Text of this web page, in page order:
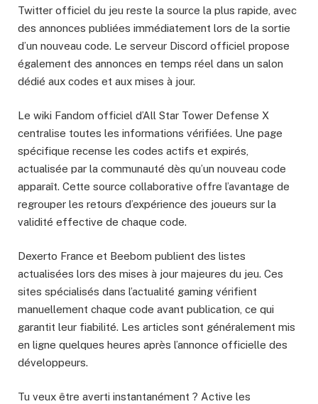
Twitter officiel du jeu reste la source la plus rapide, avec
des annonces publiées immédiatement lors de la sortie
d’un nouveau code. Le serveur Discord officiel propose
également des annonces en temps réel dans un salon
dédié aux codes et aux mises à jour.
Le wiki Fandom officiel d’All Star Tower Defense X
centralise toutes les informations vérifiées. Une page
spécifique recense les codes actifs et expirés,
actualisée par la communauté dès qu’un nouveau code
apparaît. Cette source collaborative offre l’avantage de
regrouper les retours d’expérience des joueurs sur la
validité effective de chaque code.
Dexerto France et Beebom publient des listes
actualisées lors des mises à jour majeures du jeu. Ces
sites spécialisés dans l’actualité gaming vérifient
manuellement chaque code avant publication, ce qui
garantit leur fiabilité. Les articles sont généralement mis
en ligne quelques heures après l’annonce officielle des
développeurs.
Tu veux être averti instantanément ? Active les